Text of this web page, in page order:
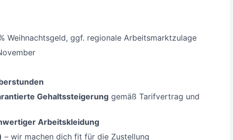
Weihnachtsgeld, ggf. regionale Arbeitsmarktzulage
Gehaltssteigerung gemäß Tarifvertrag und
Arbeitskleidung
– wir machen dich fit für die Zustellung